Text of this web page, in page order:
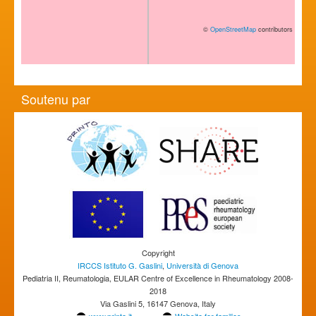
© OpenStreetMap contributors
Soutenu par
Copyright
IRCCS Istituto G. Gaslini, Università di Genova
Pediatria II, Reumatologia, EULAR Centre of Excellence in Rheumatology 2008-
2018
Via Gaslini 5, 16147 Genova, Italy